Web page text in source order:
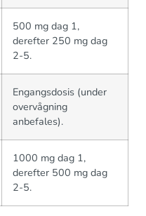
500 mg dag 1,
derefter 250 mg dag
2-5.
Engangsdosis (under
overvågning
anbefales).
1000 mg dag 1,
derefter 500 mg dag
2-5.